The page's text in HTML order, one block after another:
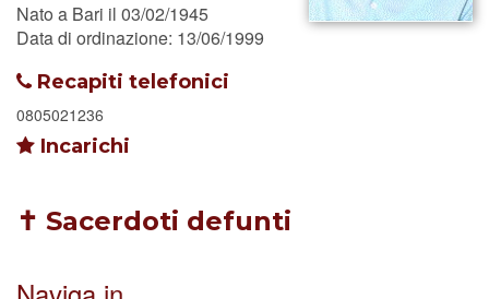
Nato a Bari il 03/02/1945
Data di ordinazione: 13/06/1999
Recapiti telefonici
0805021236
Incarichi
✝ Sacerdoti defunti